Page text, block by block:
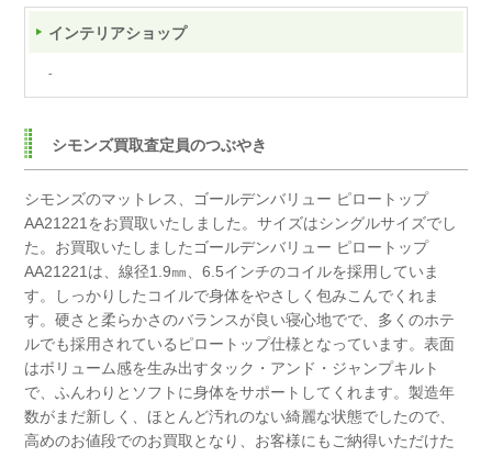
インテリアショップ
-
シモンズ買取査定員のつぶやき
シモンズのマットレス、ゴールデンバリュー ピロートップ
AA21221をお買取いたしました。サイズはシングルサイズでし
た。 お買取いたしましたゴールデンバリュー ピロートップ
AA21221は、線径1.9㎜、6.5インチのコイルを採用していま
す。
しっかりしたコイルで身体をやさしく包みこんでくれま
す。硬さと柔らかさのバランスが良い寝心地でで、 多くのホテ
ルでも採用されているピロートップ仕様となっています。表面
はボリューム感を生み出すタック・アンド・ジャンプキルト
で、ふんわりとソフトに身体をサポートしてくれます。製造年
数がまだ新しく、ほとんど汚れのない綺麗な状態でしたので、
高めのお値段でのお買取となり、お客様にもご納得いただけた